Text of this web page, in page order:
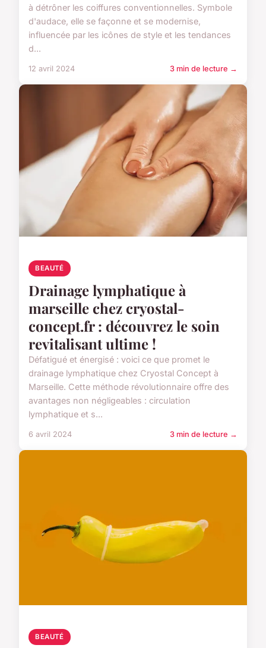
à détrôner les coiffures conventionnelles. Symbole
d'audace, elle se façonne et se modernise,
influencée par les icônes de style et les tendances
d...
12 avril 2024 3 min de lecture →
BEAUTÉ
Drainage lymphatique à
marseille chez cryostal-
concept.fr : découvrez le soin
revitalisant ultime !
Défatigué et énergisé : voici ce que promet le
drainage lymphatique chez Cryostal Concept à
Marseille. Cette méthode révolutionnaire offre des
avantages non négligeables : circulation
lymphatique et s...
6 avril 2024 3 min de lecture →
BEAUTÉ